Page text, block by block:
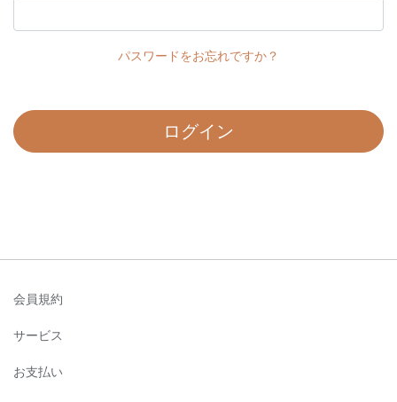
パスワードをお忘れですか？
ログイン
会員規約
サービス
お支払い